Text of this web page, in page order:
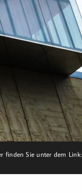
finden Sie unter dem Link: